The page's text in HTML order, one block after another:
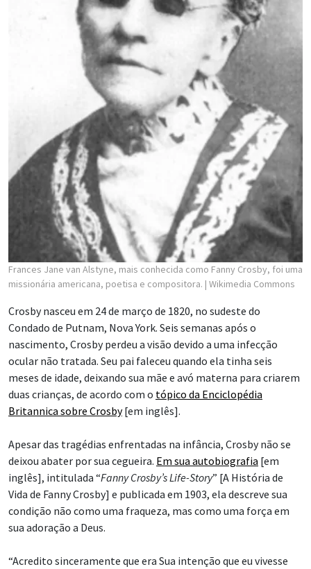
Frances Jane van Alstyne, mais conhecida como Fanny Crosby, foi uma
missionária americana, poetisa e compositora. | Wikimedia Commons
Crosby nasceu em 24 de março de 1820, no sudeste do
Condado de Putnam, Nova York. Seis semanas após o
nascimento, Crosby perdeu a visão devido a uma infecção
ocular não tratada. Seu pai faleceu quando ela tinha seis
meses de idade, deixando sua mãe e avó materna para criarem
duas crianças, de acordo com o tópico da Enciclopédia
Britannica sobre Crosby[em inglês].
Apesar das tragédias enfrentadas na infância, Crosby não se
deixou abater por sua cegueira. Em sua autobiografia [em
inglês], intitulada “Fanny Crosby’s Life-Story” [A História de
Vida de Fanny Crosby] e publicada em 1903, ela descreve sua
condição não como uma fraqueza, mas como uma força em
sua adoração a Deus.
“Acredito sinceramente que era Sua intenção que eu vivesse